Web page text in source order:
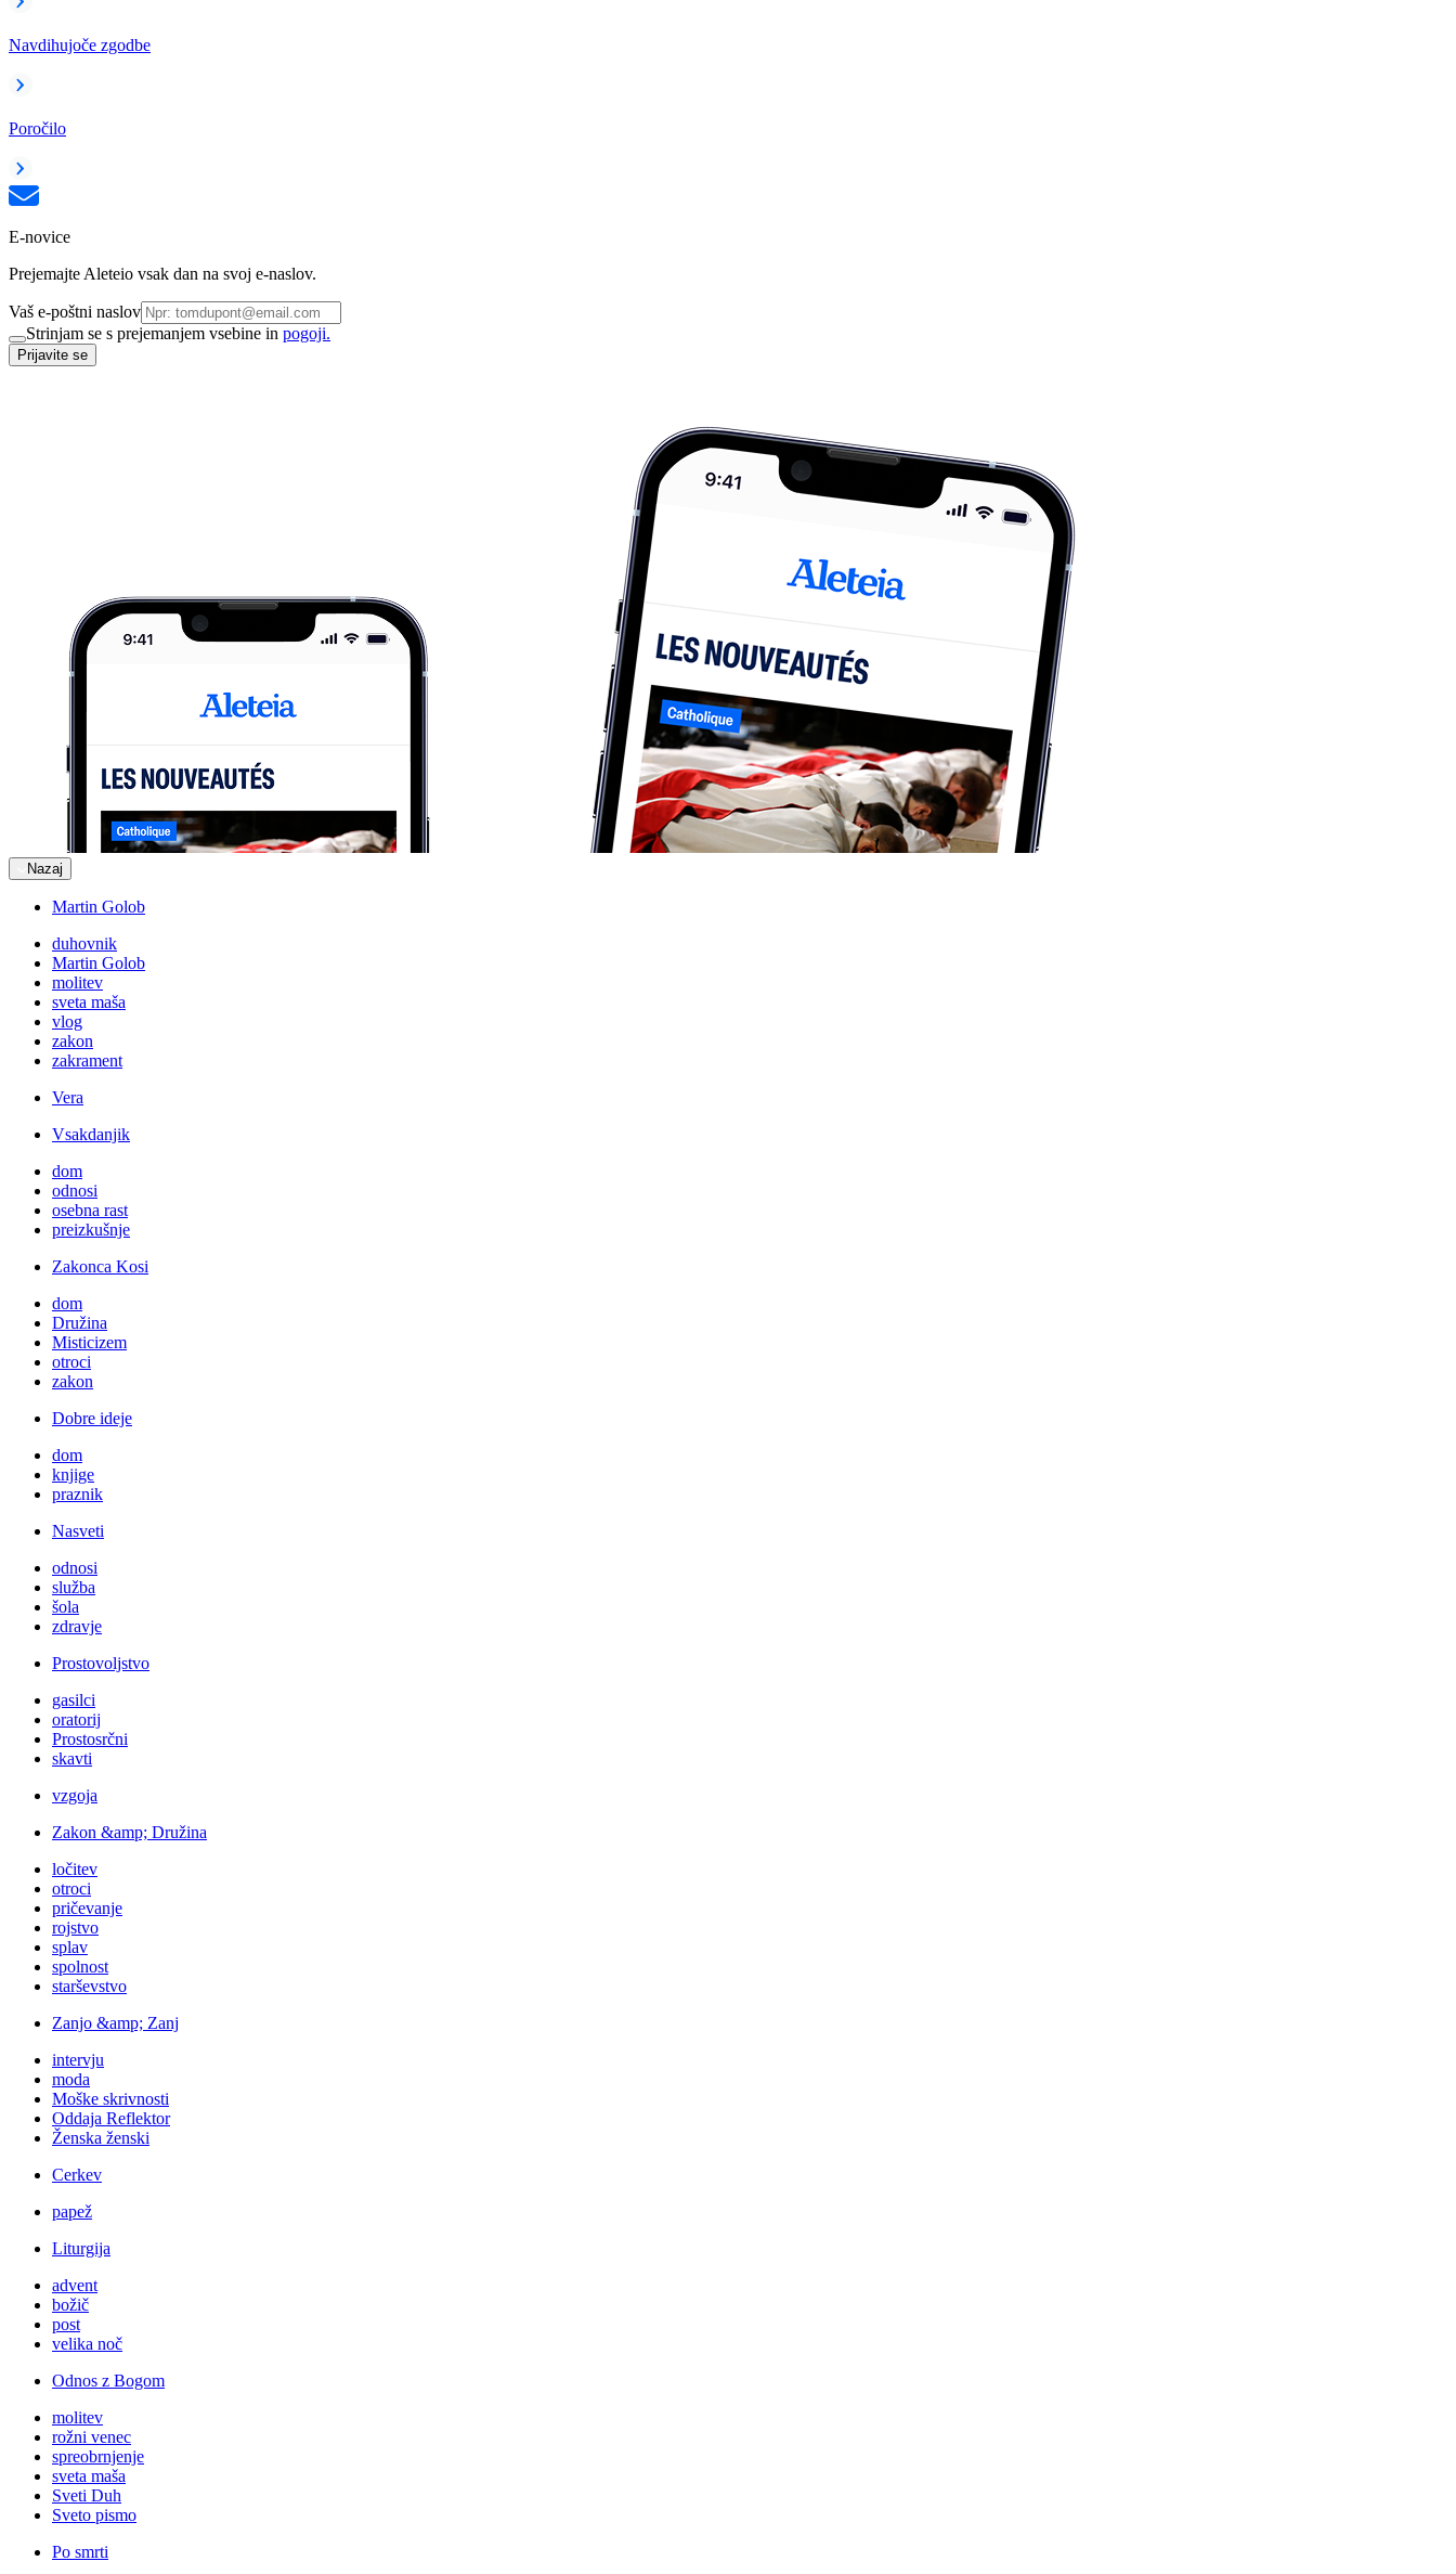
Navdihujoče zgodbe
Poročilo
E-novice
Prejemajte Aleteio vsak dan na svoj e-naslov.
Vaš e-poštni naslov
Strinjam se s prejemanjem vsebine in pogoji.
Prijavite se
Nazaj
Martin Golob
duhovnik
Martin Golob
molitev
sveta maša
vlog
zakon
zakrament
Vera
Vsakdanjik
dom
odnosi
osebna rast
preizkušnje
Zakonca Kosi
dom
Družina
Misticizem
otroci
zakon
Dobre ideje
dom
knjige
praznik
Nasveti
odnosi
služba
šola
zdravje
Prostovoljstvo
gasilci
oratorij
Prostosrčni
skavti
vzgoja
Zakon &amp; Družina
ločitev
otroci
pričevanje
rojstvo
splav
spolnost
starševstvo
Zanjo &amp; Zanj
intervju
moda
Moške skrivnosti
Oddaja Reflektor
Ženska ženski
Cerkev
papež
Liturgija
advent
božič
post
velika noč
Odnos z Bogom
molitev
rožni venec
spreobrnjenje
sveta maša
Sveti Duh
Sveto pismo
Po smrti